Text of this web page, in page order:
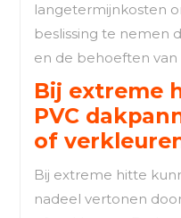
langetermijnkosten
beslissing te nemen
en de behoeften
Bij extreme
PVC
of
Bij extreme hitte
nadeel vertonen